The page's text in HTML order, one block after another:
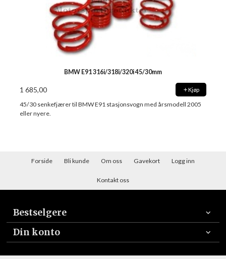
BMW E91 316i/318i/320i 45/30mm
1 685,00 Kjøp
45/30 senkefjærer til BMW E91 stasjonsvogn med årsmodell 2005
eller nyere.
Forside Bli kunde Om oss Gavekort Logg inn
Kontakt oss
Bestselgere
Din konto